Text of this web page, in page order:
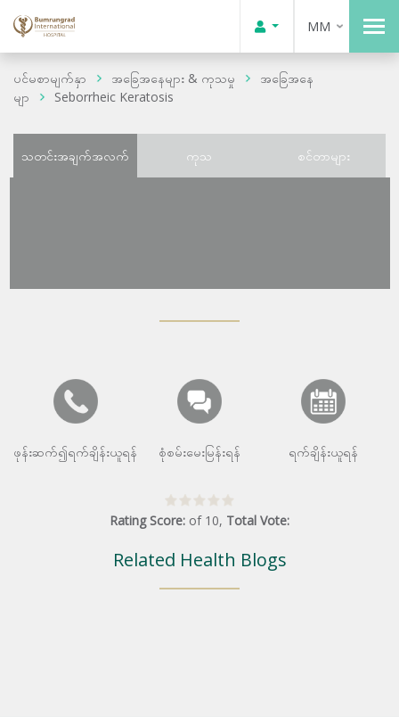
MM
ပင်မစာမျက်နှာ အခြေအနေများ & ကုသမှု
အခြေအနေ
မျာ
Seborrheic Keratosis
သတင်းအချက်အလက် ကုသ စင်တာများ
ဖုန်းဆက်၍ရက်ချိန်းယူရန် စုံစမ်းမေးမြန်းရန် ရက်ချိန်းယူရန်
Rating Score: of 10, Total Vote:
Related Health Blogs